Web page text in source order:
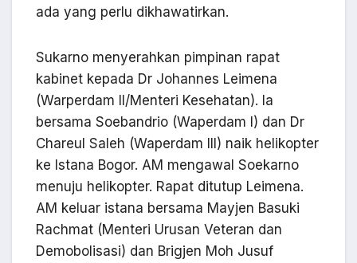
ada yang perlu dikhawatirkan.
Sukarno menyerahkan pimpinan rapat
kabinet kepada Dr Johannes Leimena
(Warperdam II/Menteri Kesehatan). Ia
bersama Soebandrio (Waperdam I) dan Dr
Chareul Saleh (Waperdam III) naik helikopter
ke Istana Bogor. AM mengawal Soekarno
menuju helikopter. Rapat ditutup Leimena.
AM keluar istana bersama Mayjen Basuki
Rachmat (Menteri Urusan Veteran dan
Demobolisasi) dan Brigjen Moh Jusuf